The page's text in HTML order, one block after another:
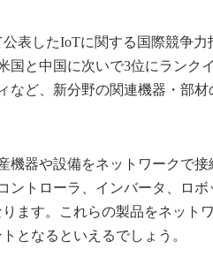
表したIoTに関する国際競争
国と中国に次いで3位にランク
など、新分野の関連機器・部
機器や設備をネットワークで
ントローラ、インバータ、ロ
ます。これらの製品をネット
となるといえるでしょう。